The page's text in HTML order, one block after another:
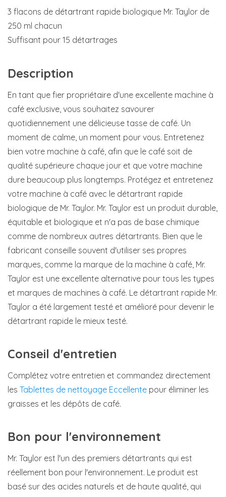
3 flacons de détartrant rapide biologique Mr. Taylor de
250 ml chacun
Suffisant pour 15 détartrages
Description
En tant que fier propriétaire d'une excellente machine à
café exclusive, vous souhaitez savourer
quotidiennement une délicieuse tasse de café. Un
moment de calme, un moment pour vous. Entretenez
bien votre machine à café, afin que le café soit de
qualité supérieure chaque jour et que votre machine
dure beaucoup plus longtemps. Protégez et entretenez
votre machine à café avec le détartrant rapide
biologique de Mr. Taylor. Mr. Taylor est un produit durable,
équitable et biologique et n'a pas de base chimique
comme de nombreux autres détartrants. Bien que le
fabricant conseille souvent d'utiliser ses propres
marques, comme la marque de la machine à café, Mr.
Taylor est une excellente alternative pour tous les types
et marques de machines à café. Le détartrant rapide Mr.
Taylor a été largement testé et amélioré pour devenir le
détartrant rapide le mieux testé.
Conseil d'entretien
Complétez votre entretien et commandez directement
les Tablettes de nettoyage Eccellente pour éliminer les
graisses et les dépôts de café.
Bon pour l'environnement
Mr. Taylor est l'un des premiers détartrants qui est
réellement bon pour l'environnement. Le produit est
basé sur des acides naturels et de haute qualité, qui